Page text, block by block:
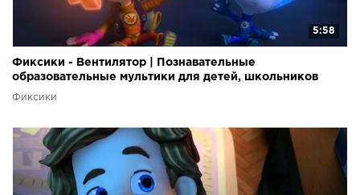
5:58
Фиксики - Вентилятор | Познавательные
образовательные мультики для детей, школьников
Фиксики